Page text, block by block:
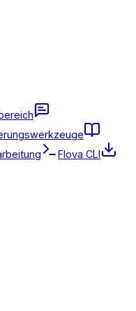
Flova CLI